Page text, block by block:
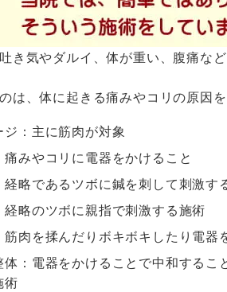
き気やダルイ、体が重い、腹痛な
は、体に起きる痛みやコリの原因
ジ：主に筋肉が対象
痛みやコリに電器をかけること
経略であるツボに鍼を刺して刺激す
経略のツボに親指で刺激する施術
肉を揉んだりボキボキしたり電器
体：電器をかけることで中和する
術